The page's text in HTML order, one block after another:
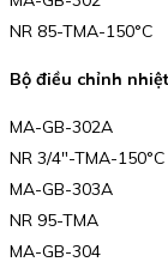
NR 85-TMA-150°C
Bộ điều chỉnh
MA-GB-302A
NR 3/4″-TMA-150°C
MA-GB-303A
NR 95-TMA
MA-GB-304